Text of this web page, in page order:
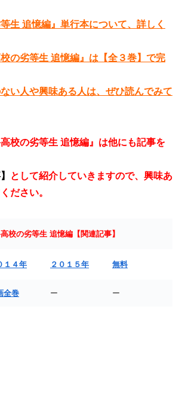
生 追憶編』単行本について、詳しく
の劣等生 追憶編』は【全３巻】で完
い人や興味ある人は、ぜひ読んでみて
校の劣等生 追憶編』は他にも記事を
として紹介していきますので、興味あ
ださい。
校の劣等生 追憶編【関連記事】
１４年 ２０１５年 無料
全巻 ー ー